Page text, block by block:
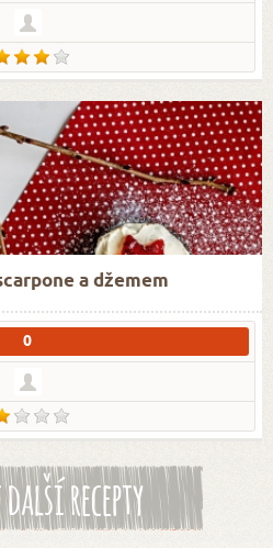
a džemem
0
recepty